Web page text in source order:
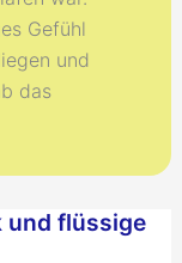
Gefühl
und
das
und flüssige